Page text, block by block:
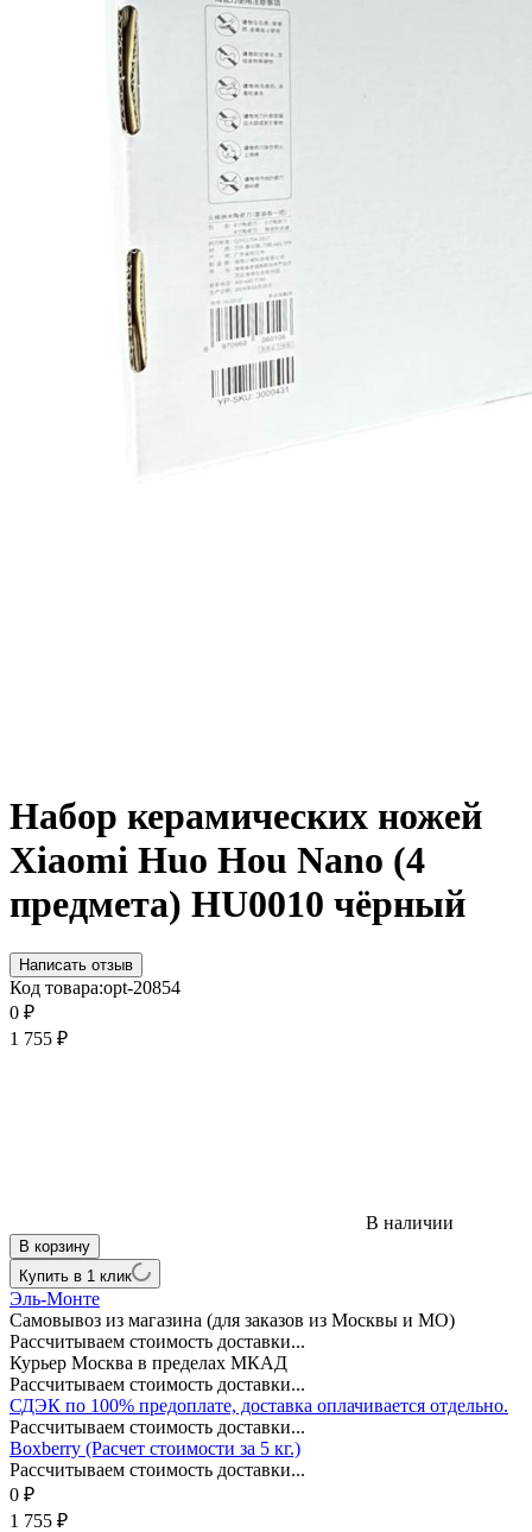
Набор керамических ножей
Xiaomi Huo Hou Nano (4
предмета) HU0010 чёрный
Написать отзыв
Код товара:opt-20854
0 ₽
1 755 ₽
В наличии
В корзину
Купить в 1 клик
Эль-Монте
Самовывоз из магазина (для заказов из Москвы и МО)
Рассчитываем стоимость доставки...
Курьер Москва в пределах МКАД
Рассчитываем стоимость доставки...
СДЭК по 100% предоплате, доставка оплачивается отдельно.
Рассчитываем стоимость доставки...
Boxberry (Расчет стоимости за 5 кг.)
Рассчитываем стоимость доставки...
0 ₽
1 755 ₽